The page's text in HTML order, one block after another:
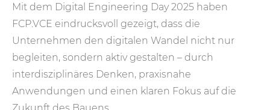
Mit dem Digital Engineering Day 2025 haben
FCP.VCE eindrucksvoll gezeigt, dass die
Unternehmen den digitalen Wandel nicht nur
begleiten, sondern aktiv gestalten – durch
interdisziplinäres Denken, praxisnahe
Anwendungen und einen klaren Fokus auf die